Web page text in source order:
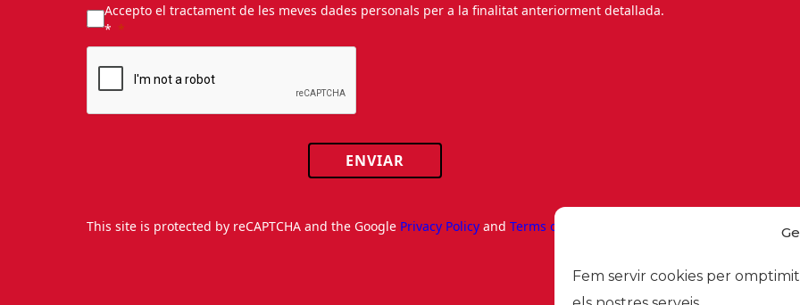
Fem servir cookies per
Accepto el tractament de les meves dades personals per a la finalitat anteriorment detallada.
*
ENVIAR
This site is protected by reCAPTCHA and the Google Privacy Policy andTerms of Service